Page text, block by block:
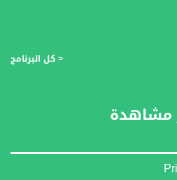
< كل البرنامج
مشاهدة